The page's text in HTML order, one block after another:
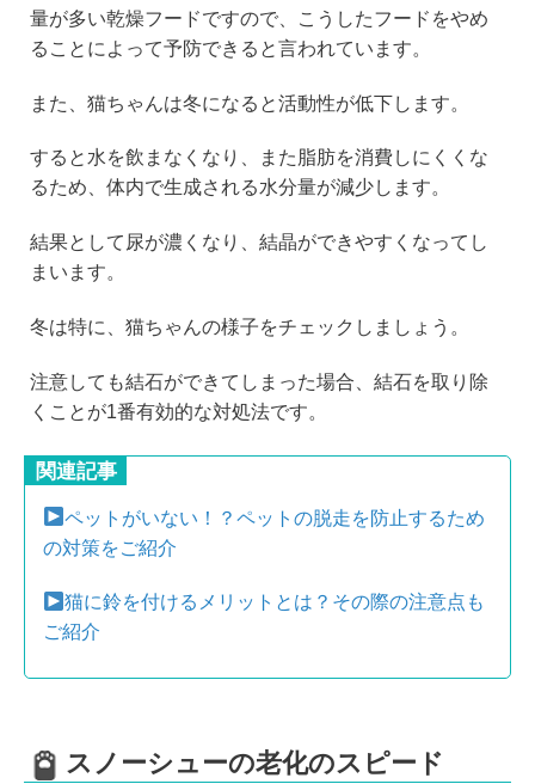
量が多い乾燥フードですので、こうしたフードをやめ
ることによって予防できると言われています。
また、猫ちゃんは冬になると活動性が低下します。
すると水を飲まなくなり、また脂肪を消費しにくくな
るため、体内で生成される水分量が減少します。
結果として尿が濃くなり、結晶ができやすくなってし
まいます。
冬は特に、猫ちゃんの様子をチェックしましょう。
注意しても結石ができてしまった場合、結石を取り除
くことが1番有効的な対処法です。
関連記事
ペットがいない！？ペットの脱走を防止するため
の対策をご紹介
猫に鈴を付けるメリットとは？その際の注意点も
ご紹介
スノーシューの老化のスピード